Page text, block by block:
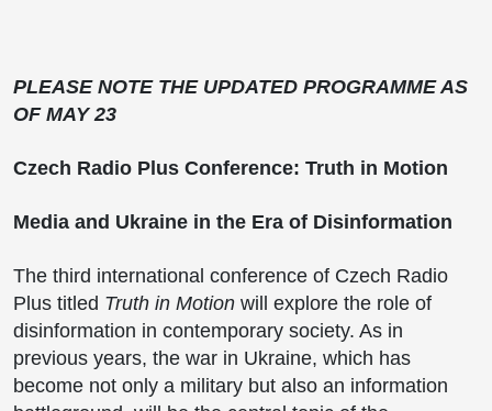
PLEASE NOTE THE UPDATED PROGRAMME AS
OF MAY 23
Czech Radio Plus Conference: Truth in Motion
Media and Ukraine in the Era of Disinformation
The third international conference of Czech Radio
Plus titled Truth in Motion will explore the role of
disinformation in contemporary society. As in
previous years, the war in Ukraine, which has
become not only a military but also an information